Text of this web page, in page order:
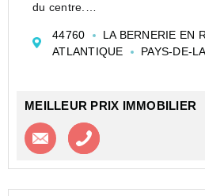
du centre.
spacieuse et très lumineuse de
d'un ensoleillement constant ...
44760 LA BERNERIE EN
ATLANTIQUE
PAYS-DE-
MEILLEUR PRIX IMMOBILIER
Contacter l'agence